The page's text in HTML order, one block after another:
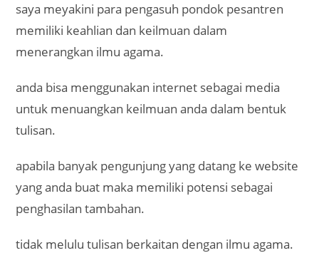
saya meyakini para pengasuh pondok pesantren
memiliki keahlian dan keilmuan dalam
menerangkan ilmu agama.
anda bisa menggunakan internet sebagai media
untuk menuangkan keilmuan anda dalam bentuk
tulisan.
apabila banyak pengunjung yang datang ke website
yang anda buat maka memiliki potensi sebagai
penghasilan tambahan.
tidak melulu tulisan berkaitan dengan ilmu agama.